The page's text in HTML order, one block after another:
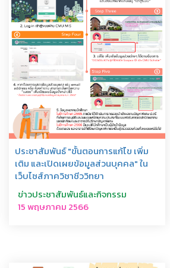
ประชาสัมพันธ์ "ขั้นตอนการแก้ไข เพิ่ม
เติม และเปิดเผยข้อมูลส่วนบุคคล" ใน
เว็บไซส์ภาควิชาชีววิทยา
ข่าวประชาสัมพันธ์และกิจกรรม
15 พฤษภาคม 2566